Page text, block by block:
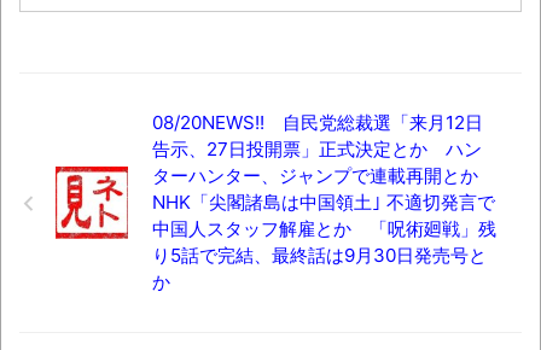
08/20NEWS!! 自民党総裁選「来月12日
告示、27日投開票」正式決定とか ハン
ターハンター、ジャンプで連載再開とか
NHK「尖閣諸島は中国領土｣ 不適切発言で
中国人スタッフ解雇とか 「呪術廻戦」残
り5話で完結、最終話は9月30日発売号と
か